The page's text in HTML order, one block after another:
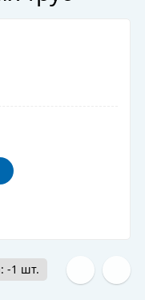
-1 шт.